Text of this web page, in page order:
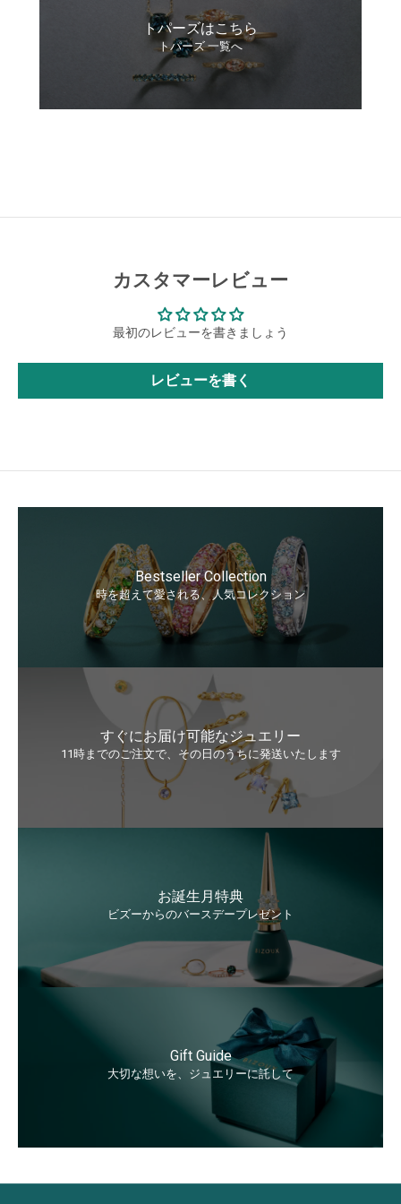
トパーズはこちら
トパーズ 一覧へ
カスタマーレビュー
最初のレビューを書きましょう
レビューを書く
Bestseller Collection
時を超えて愛される、人気コレクション
すぐにお届け可能なジュエリー
11時までのご注文で、その日のうちに発送いたします
お誕生月特典
ビズーからのバースデープレゼント
Gift Guide
大切な想いを、ジュエリーに託して
永久サポート